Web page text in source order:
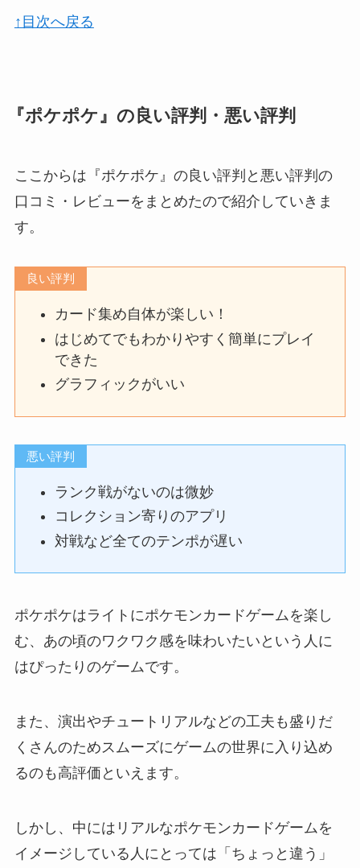
↑目次へ戻る
『ポケポケ』の良い評判・悪い評判
ここからは『ポケポケ』の良い評判と悪い評判の
口コミ・レビューをまとめたので紹介していきま
す。
良い評判
カード集め自体が楽しい！
はじめてでもわかりやすく簡単にプレイ
できた
グラフィックがいい
悪い評判
ランク戦がないのは微妙
コレクション寄りのアプリ
対戦など全てのテンポが遅い
ポケポケはライトにポケモンカードゲームを楽し
む、あの頃のワクワク感を味わいたいという人に
はぴったりのゲームです。
また、演出やチュートリアルなどの工夫も盛りだ
くさんのためスムーズにゲームの世界に入り込め
るのも高評価といえます。
しかし、中にはリアルなポケモンカードゲームを
イメージしている人にとっては「ちょっと違う」